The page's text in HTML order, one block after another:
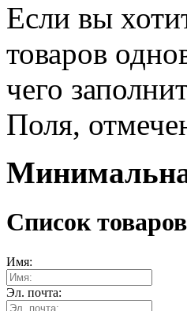
Если вы
товаров
чего
Поля,
Список
Имя:
Эл. почта: